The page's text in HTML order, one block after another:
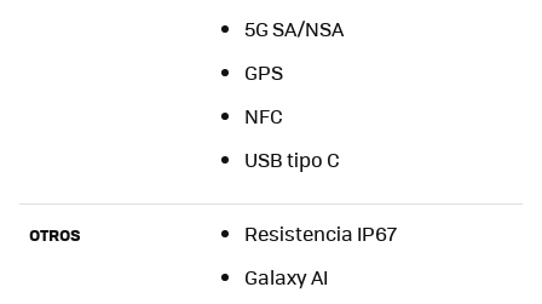
5G SA/NSA
GPS
NFC
USB tipo C
OTROS
Resistencia IP67
Galaxy AI